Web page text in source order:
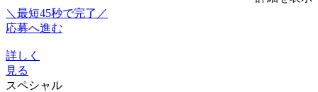
＼最短45秒で完了／
応募へ進む
詳しく
見る
スペシャル